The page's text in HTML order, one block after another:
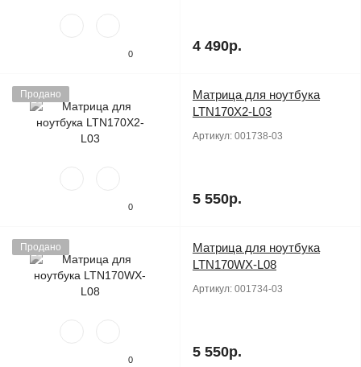
0 4 490р.
Продано
0
Матрица для ноутбука
LTN170X2-L03
Артикул: 001738-03
5 550р.
Продано
0
Матрица для ноутбука
LTN170WX-L08
Артикул: 001734-03
5 550р.